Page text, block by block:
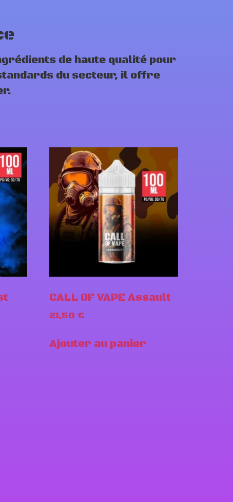
de haute qualité pour
du secteur, il offre
CALL OF VAPE Assault
21,50 €
Ajouter au panier